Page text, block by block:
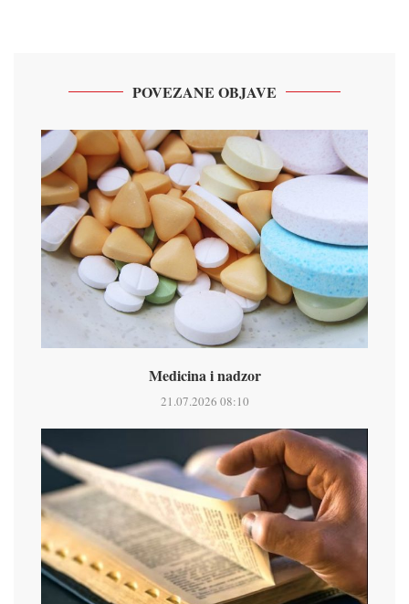
POVEZANE OBJAVE
Medicina i nadzor
21.07.2026 08:10